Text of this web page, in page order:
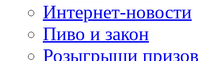
Интернет-новости
Пиво и закон
Розыгрыши призов